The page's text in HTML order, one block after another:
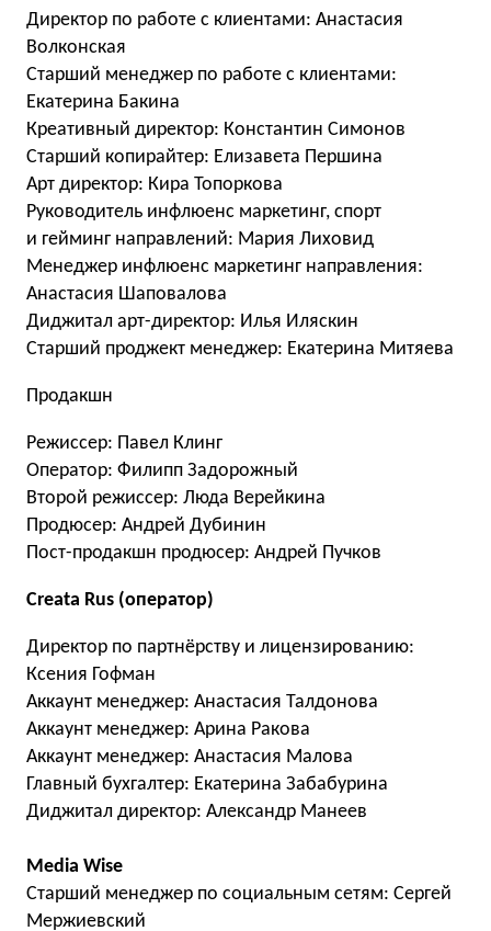
Директор по работе с клиентами: Анастасия
Волконская
Старший менеджер по работе с клиентами:
Екатерина Бакина
Креативный директор: Константин Симонов
Старший копирайтер: Елизавета Першина
Арт директор: Кира Топоркова
Руководитель инфлюенс маркетинг, спорт
и гейминг направлений: Мария Лиховид
Менеджер инфлюенс маркетинг направления:
Анастасия Шаповалова
Диджитал арт-директор: Илья Иляскин
Старший проджект менеджер: Екатерина Митяева
Продакшн
Режиссер: Павел Клинг
Оператор: Филипп Задорожный
Второй режиссер: Люда Верейкина
Продюсер: Андрей Дубинин
Пост-продакшн продюсер: Андрей Пучков
Creata Rus (оператор)
Директор по партнёрству и лицензированию:
Ксения Гофман
Аккаунт менеджер: Анастасия Талдонова
Аккаунт менеджер: Арина Ракова
Аккаунт менеджер: Анастасия Малова
Главный бухгалтер: Екатерина Забабурина
Диджитал директор: Александр Манеев
Media Wise
Старший менеджер по социальным сетям: Сергей
Мержиевский